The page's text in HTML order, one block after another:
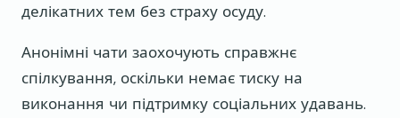
делікатних тем без страху осуду.
Анонімні чати заохочують справжнє
спілкування, оскільки немає тиску на
виконання чи підтримку соціальних удавань.